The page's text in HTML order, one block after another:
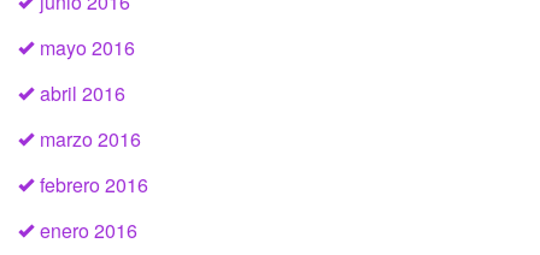
mayo 2016
abril 2016
marzo 2016
febrero 2016
enero 2016